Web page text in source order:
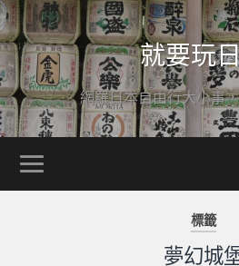
就要玩
網羅日本自由行大小事
標籤
夢幻城